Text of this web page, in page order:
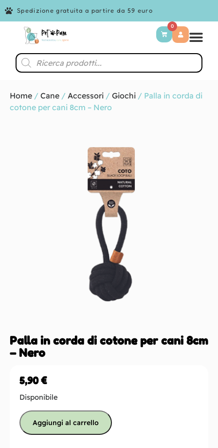
Spedizione gratuita a partire da 59 euro
0
Home / Cane / Accessori / Giochi / Palla in corda di
cotone per cani 8cm – Nero
Palla in corda di cotone per cani 8cm
– Nero
5,90€
Disponibile
Aggiungi al carrello